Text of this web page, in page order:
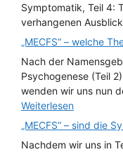
Symptomatik, Teil 4:
verhangenen
„MECFS“ – welche
Nach der
Psychogenese (Teil
wenden wir uns nun
Weiterlesen
„MECFS“ – sind die
Nachdem wir uns in